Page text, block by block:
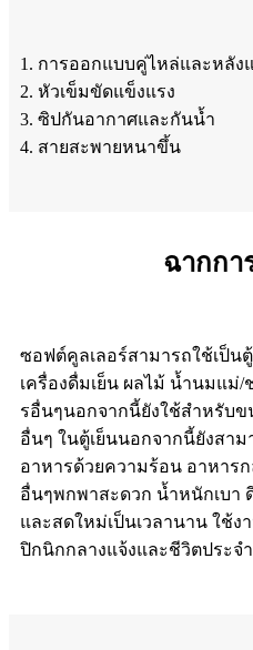
1. การออกแบบคู่ไหล่และหลัง
2. หัวเข็มขัดแข็งแรง
3. ซิปกันอากาศและกันน้ำ
4. สายสะพายหนาขึ้น
ฉากกา
ซอฟต์คูลเลอร์สามารถใช้เป็น
เครื่องดื่มเย็น ผลไม้ น้ำนมแม่/
รอื่นๆนอกจากนี้ยังใช้สำหรับ
อื่นๆ ในตู้เย็นนอกจากนี้ยังสา
อาหารด้วยความร้อน อาหาร
อื่นๆพกพาสะดวก น้ำหนักเบา
และสดใหม่เป็นเวลานาน ใช้ง
ปิกนิกกลางแจ้งและชีวิตประจ